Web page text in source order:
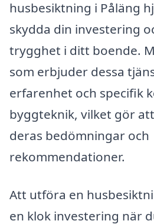
husbesiktning i Påläng
skydda din investering
trygghet i ditt boende.
som erbjuder dessa
erfarenhet och specifik
byggteknik, vilket gör
deras bedömningar och
rekommendationer.
Att utföra en
en klok investering när